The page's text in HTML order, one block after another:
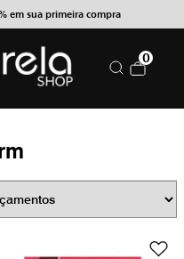
em sua primeira compra
0